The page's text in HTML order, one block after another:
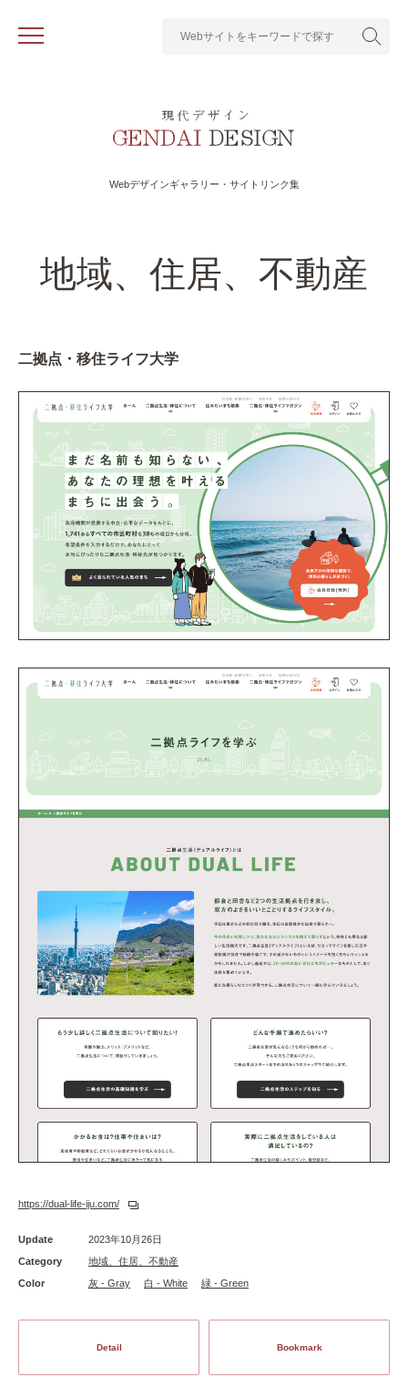
Webデザインギャラリー・サイトリンク集
地域、住居、不動産
二拠点・移住ライフ大学
https://dual-life-iju.com/
Update
2023年10月26日
Category
地域、住居、不動産
Color
灰 - Gray 白 - White 緑 - Green
Detail Bookmark